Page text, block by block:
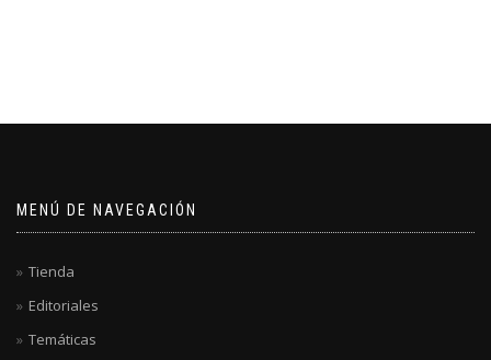
MENÚ DE NAVEGACIÓN
Tienda
Editoriales
Temáticas